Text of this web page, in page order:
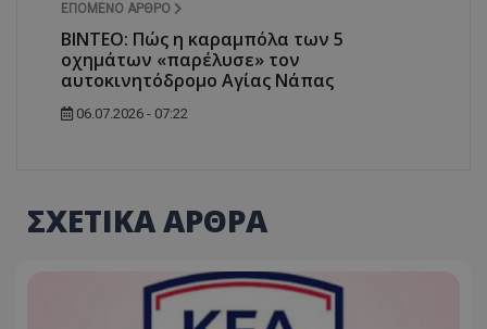
ΕΠΌΜΕΝΟ ΆΡΘΡΟ
ΒΙΝΤΕΟ: Πώς η καραμπόλα των 5
οχημάτων «παρέλυσε» τον
αυτοκινητόδρομο Αγίας Νάπας
06.07.2026 - 07:22
ΣΧΕΤΙΚΑ ΑΡΘΡΑ